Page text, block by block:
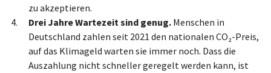
zu akzeptieren.
Drei Jahre Wartezeit sind genug.Menschen in
Deutschland zahlen seit 2021 den nationalen CO₂-Preis,
auf das Klimageld warten sie immer noch. Dass die
Auszahlung nicht schneller geregelt werden kann, ist